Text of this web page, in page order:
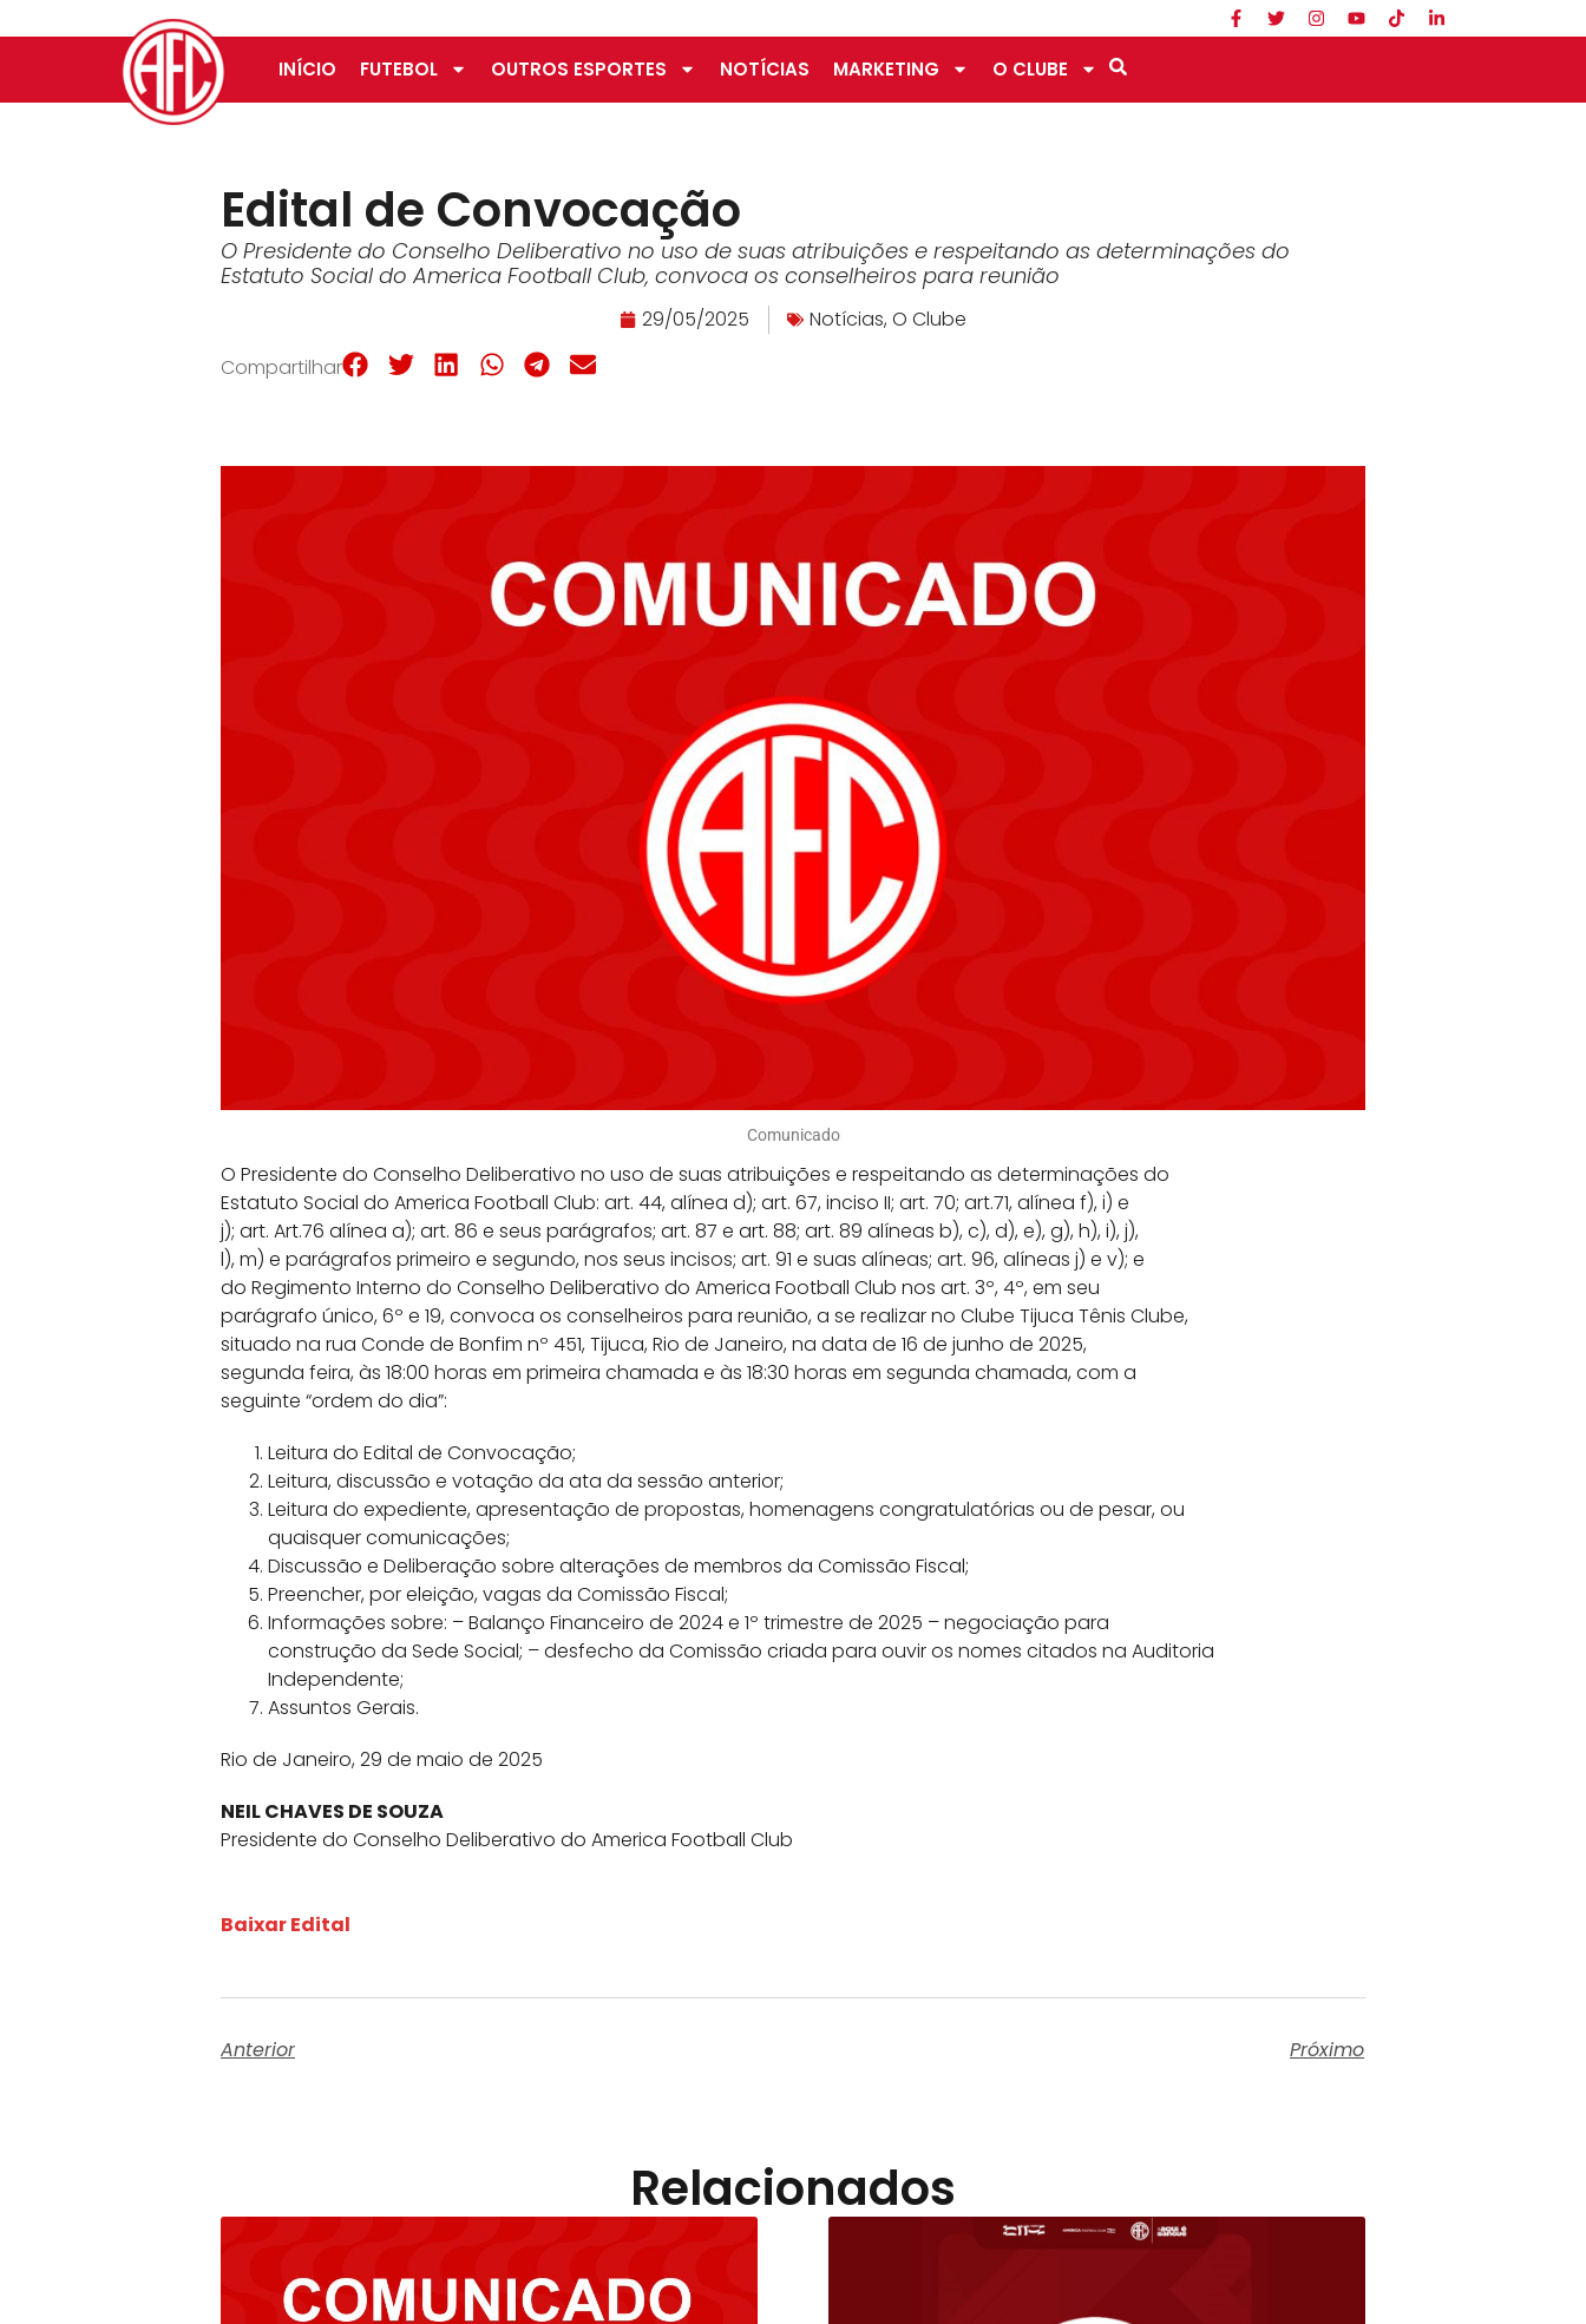
INÍCIO FUTEBOL OUTROS ESPORTES NOTÍCIAS MARKETING O CLUBE
Edital de Convocação
O Presidente do Conselho Deliberativo no uso de suas atribuições e respeitando as determinações do
Estatuto Social do America Football Club, convoca os conselheiros para reunião
29/05/2025 Notícias, O Clube
Compartilhar
Comunicado
O Presidente do Conselho Deliberativo no uso de suas atribuições e respeitando as determinações do
Estatuto Social do America Football Club: art. 44, alínea d); art. 67, inciso II; art. 70; art.71, alínea f), i) e
j); art. Art.76 alínea a); art. 86 e seus parágrafos; art. 87 e art. 88; art. 89 alíneas b), c), d), e), g), h), i), j),
l), m) e parágrafos primeiro e segundo, nos seus incisos; art. 91 e suas alíneas; art. 96, alíneas j) e v); e
do Regimento Interno do Conselho Deliberativo do America Football Club nos art. 3º, 4º, em seu
parágrafo único, 6º e 19, convoca os conselheiros para reunião, a se realizar no Clube Tijuca Tênis Clube,
situado na rua Conde de Bonfim nº 451, Tijuca, Rio de Janeiro, na data de 16 de junho de 2025,
segunda feira, às 18:00 horas em primeira chamada e às 18:30 horas em segunda chamada, com a
seguinte “ordem do dia”:
Leitura do Edital de Convocação;
Leitura, discussão e votação da ata da sessão anterior;
Leitura do expediente, apresentação de propostas, homenagens congratulatórias ou de pesar, ou
quaisquer comunicações;
Discussão e Deliberação sobre alterações de membros da Comissão Fiscal;
Preencher, por eleição, vagas da Comissão Fiscal;
Informações sobre: – Balanço Financeiro de 2024 e 1º trimestre de 2025 – negociação para
construção da Sede Social; – desfecho da Comissão criada para ouvir os nomes citados na Auditoria
Independente;
Assuntos Gerais.
Rio de Janeiro, 29 de maio de 2025
NEIL CHAVES DE SOUZA
Presidente do Conselho Deliberativo do America Football Club
Baixar Edital
Anterior Próximo
Relacionados